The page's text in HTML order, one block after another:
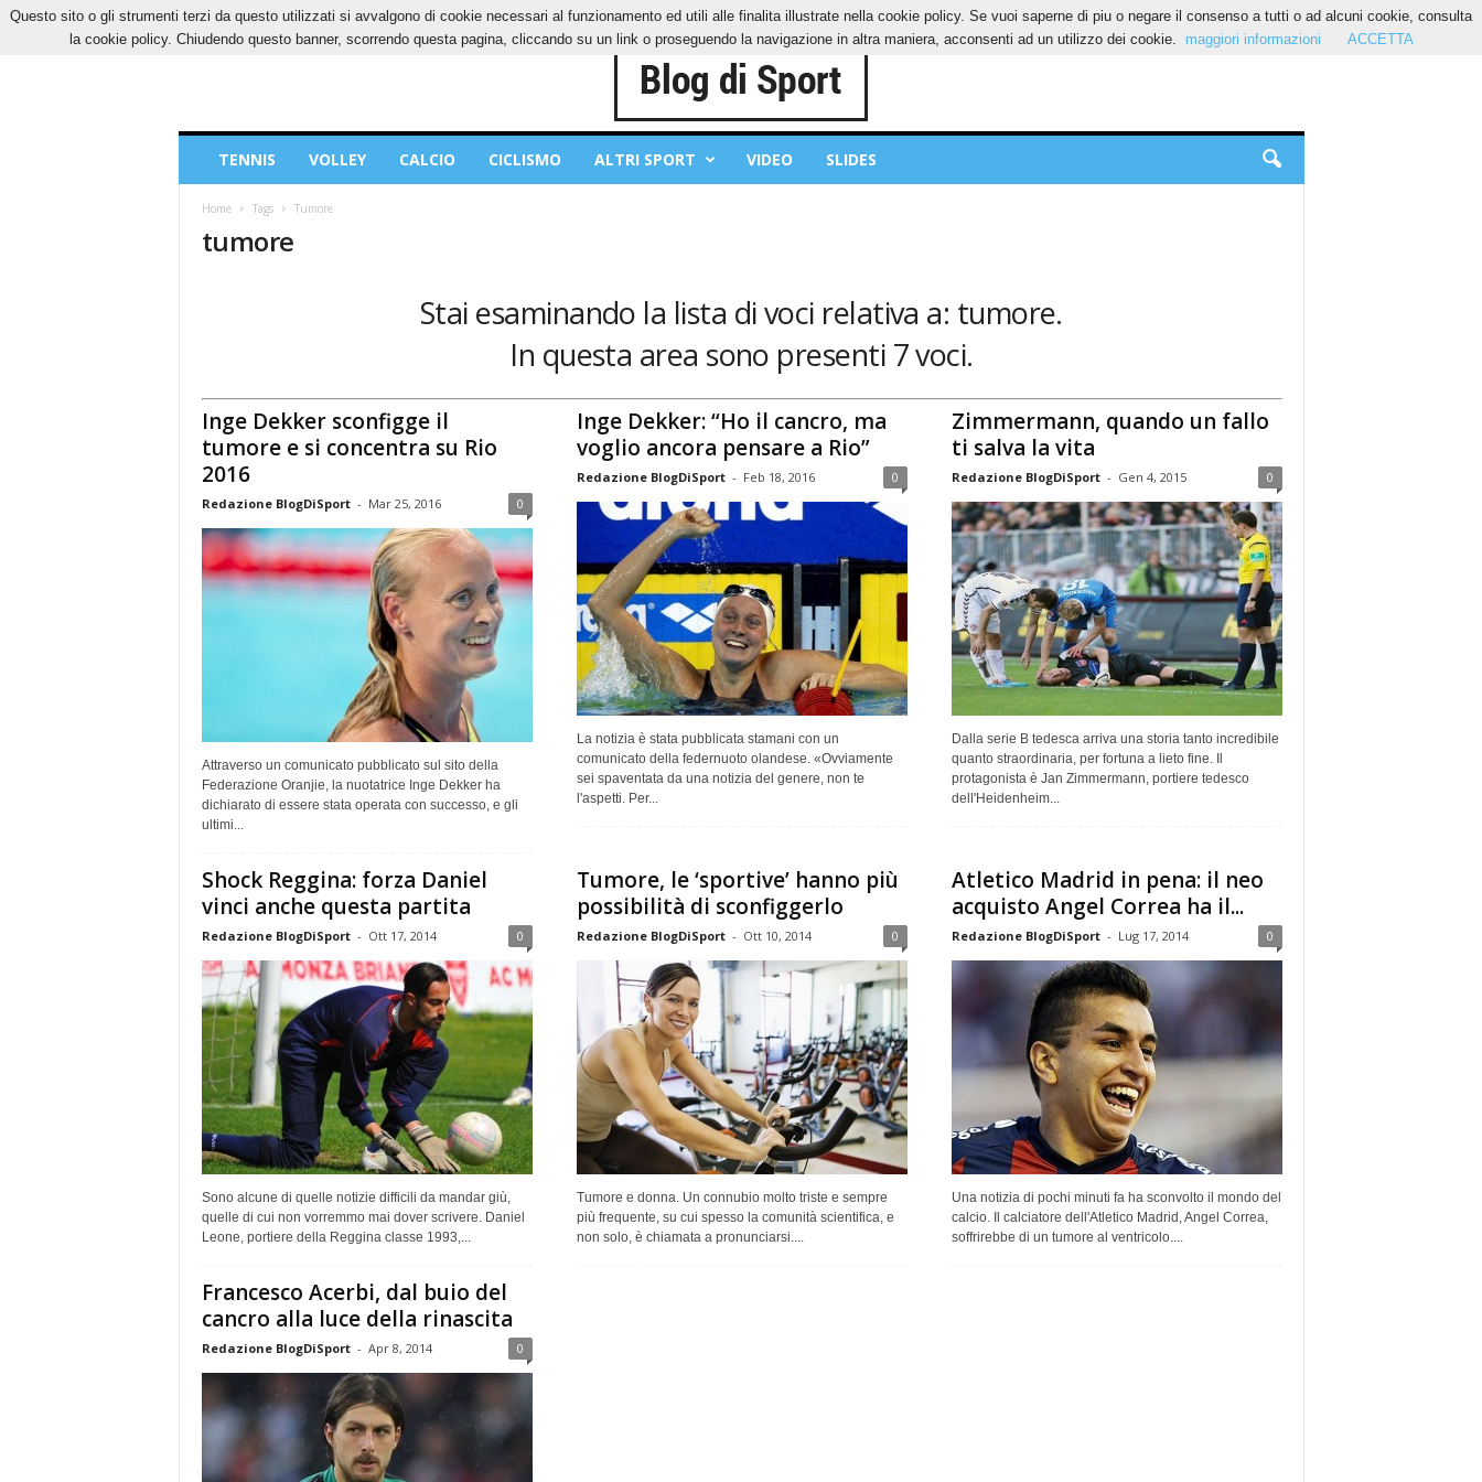
VENERDÌ, 7 AGOSTO 2026 CONTATTI COOKIES PRIVACY POLICY
Sport
TENNIS VOLLEY CALCIO CICLISMO ALTRI SPORT VIDEO SLIDES
Home Tags Tumore
tumore
Stai esaminando la lista di voci relativa a: tumore.
In questa area sono presenti 7 voci.
Inge Dekker sconfigge il
tumore e si concentra su Rio
2016
Redazione BlogDiSport - Mar 25, 2016 0
Attraverso un comunicato pubblicato sul sito della
Federazione Oranjie, la nuotatrice Inge Dekker ha
dichiarato di essere stata operata con successo, e gli
ultimi...
Inge Dekker: “Ho il cancro, ma
voglio ancora pensare a Rio”
Redazione BlogDiSport - Feb 18, 2016 0
La notizia è stata pubblicata stamani con un
comunicato della federnuoto olandese. «Ovviamente
sei spaventata da una notizia del genere, non te
l'aspetti. Per...
Zimmermann, quando un fallo
ti salva la vita
Redazione BlogDiSport - Gen 4, 2015 0
Dalla serie B tedesca arriva una storia tanto incredibile
quanto straordinaria, per fortuna a lieto fine. Il
protagonista è Jan Zimmermann, portiere tedesco
dell'Heidenheim...
Shock Reggina: forza Daniel
vinci anche questa partita
Redazione BlogDiSport - Ott 17, 2014 0
Sono alcune di quelle notizie difficili da mandar giù,
quelle di cui non vorremmo mai dover scrivere. Daniel
Leone, portiere della Reggina classe 1993,...
Tumore, le ‘sportive’ hanno più
possibilità di sconfiggerlo
Redazione BlogDiSport - Ott 10, 2014 0
Tumore e donna. Un connubio molto triste e sempre
più frequente, su cui spesso la comunità scientifica, e
non solo, è chiamata a pronunciarsi....
Atletico Madrid in pena: il neo
acquisto Angel Correa ha il...
Redazione BlogDiSport - Lug 17, 2014 0
Una notizia di pochi minuti fa ha sconvolto il mondo del
calcio. Il calciatore dell'Atletico Madrid, Angel Correa,
soffrirebbe di un tumore al ventricolo....
Francesco Acerbi, dal buio del
cancro alla luce della rinascita
Redazione BlogDiSport - Apr 8, 2014 0
Questo sito o gli strumenti terzi da questo utilizzati si avvalgono di cookie necessari al funzionamento ed utili alle finalita illustrate nella cookie policy. Se vuoi saperne di piu o negare il consenso a tutti o ad alcuni cookie, consulta
la cookie policy. Chiudendo questo banner, scorrendo questa pagina, cliccando su un link o proseguendo la navigazione in altra maniera, acconsenti ad un utilizzo dei cookie.
maggiori informazioni ACCETTA